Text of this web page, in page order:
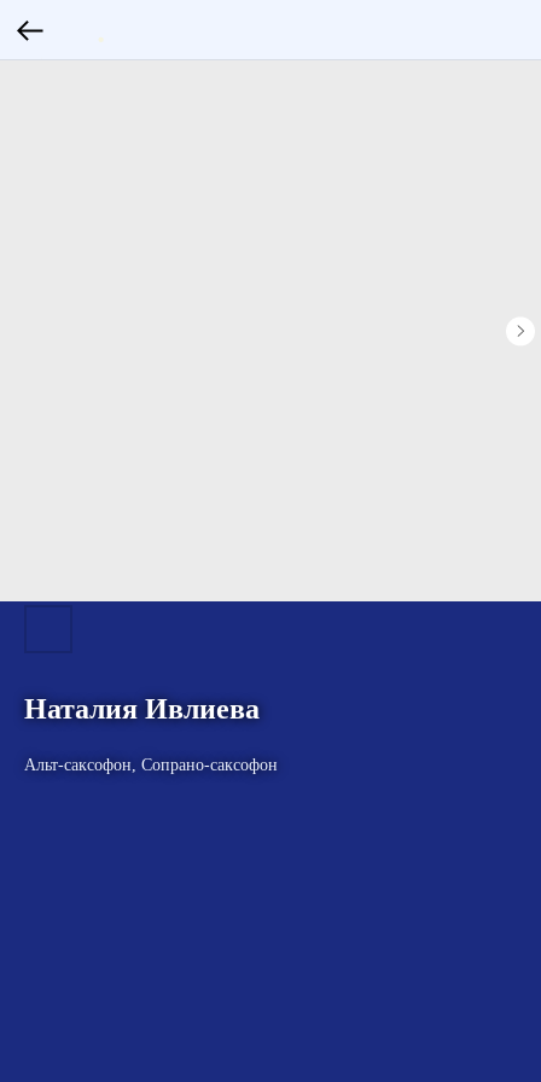
Наталия Ивлиева
Альт-саксофон, Сопрано-саксофон